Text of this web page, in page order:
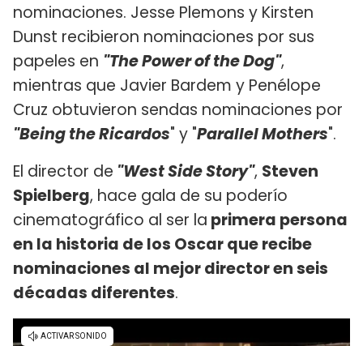
nominaciones. Jesse Plemons y Kirsten
Dunst recibieron nominaciones por sus
papeles en "The Power of the Dog",
mientras que Javier Bardem y Penélope
Cruz obtuvieron sendas nominaciones por
"Being the Ricardos" y "Parallel Mothers".
El director de "West Side Story", Steven
Spielberg, hace gala de su poderío
cinematográfico al ser la primera persona
en la historia de los Oscar que recibe
nominaciones al mejor director en seis
décadas diferentes.